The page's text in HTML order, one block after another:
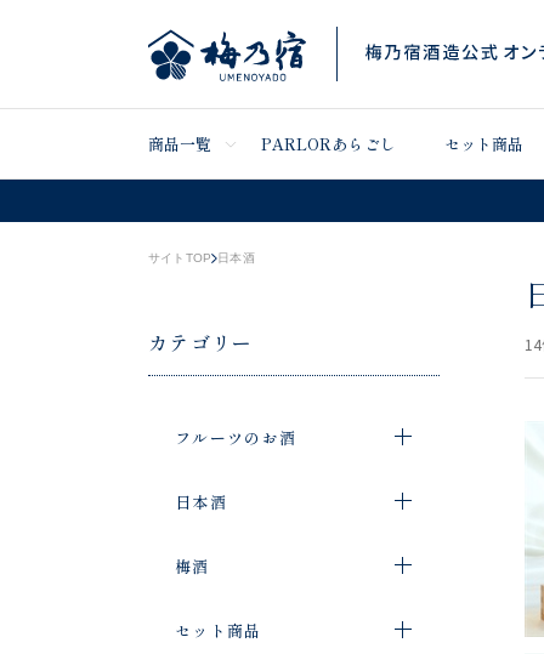
商品一覧 PARLORあらごし セット商品
サイトTOP 日本酒
カテゴリー
フルーツのお酒
日本酒
梅酒
セット商品
14